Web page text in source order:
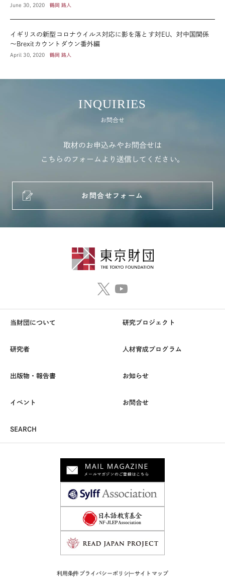
June 30, 2020 鶴岡 路人
イギリスの新型コロナウイルス対応に影を落とす対EU、対中国関係
～Brexitカウントダウン番外編
April 30, 2020 鶴岡 路人
INQUIRIES
お問合せ
取材のお申込みやお問合せは
こちらのフォームより送信してください。
お問合せフォーム
当財団について 研究プロジェクト
研究者 人材育成プログラム
出版物・報告書 お知らせ
イベント お問合せ
SEARCH
利用条件プライバシーポリシーサイトマップ